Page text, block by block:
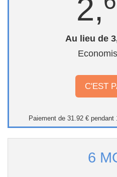
2,
Au lieu de
C'EST
Paiement de 31.92 €
6